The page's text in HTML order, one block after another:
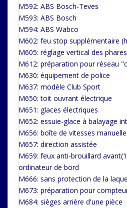
M592: ABS Bosch-Teves
M593: ABS Bosch
M594: ABS Wabco
M602: feu stop supplémentaire
M605: réglage vertical des phares
M612: préparation pour réseau
M630: équipement de police
M637: modèle Club Sport
M650: toit ouvrant électrique
M651: glaces électriques
M652: essuie-glace à balayage
M656: boîte de vitesses manuelle
M657: direction assistée
M659: feux anti-brouillard
ordinateur de bord
M666: sans protection de la
M673: préparation pour
M684: sièges arrière d'une pièce